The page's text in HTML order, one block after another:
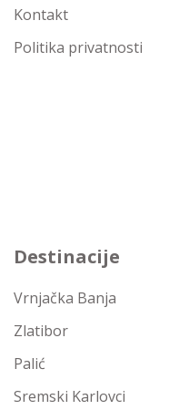
Kontakt
Politika privatnosti
Destinacije
Vrnjačka Banja
Zlatibor
Palić
Sremski Karlovci